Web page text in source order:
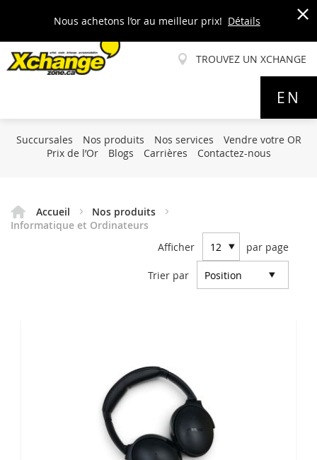
Nous achetons l’or au meilleur prix! Détails
x
TROUVEZ UN XCHANGE
EN
Succursales Nos produits Nos services
Vendre votre OR
Prix de l’Or
Blogs Carrières Contactez-nous
Accueil
Nos produits
Informatique et Ordinateurs
Afficher par page
Trier par